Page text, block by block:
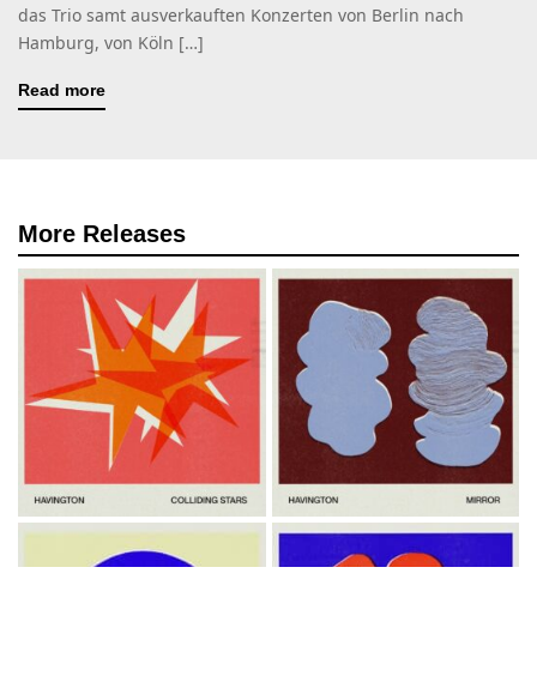
das Trio samt ausverkauften Konzerten von Berlin nach
Hamburg, von Köln […]
Read more
More Releases